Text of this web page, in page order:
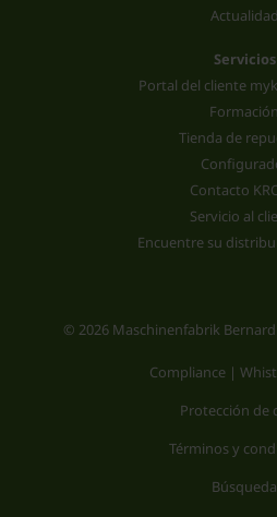
Actualidad
Servicios
Portal del cliente
Formación
Tienda de
Contacto
Servicio al
Encuentre su
© 2026 Maschinenfabrik Bernard
Compliance |
Protección de
Términos y
Búsqueda